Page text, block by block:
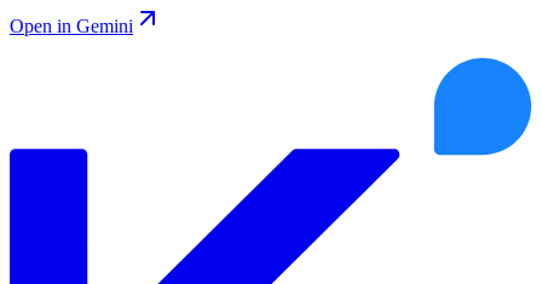
Open in Gemini